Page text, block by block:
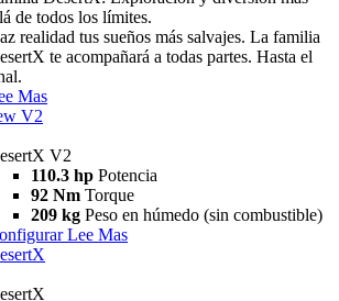
de todos los límites.
realidad tus sueños más salvajes. La familia
te acompañará a todas partes. Hasta el
Mas
V2
V2
110.3 hp Potencia
92 Nm Torque
209 kg Peso en húmedo (sin combustible)
Lee Mas